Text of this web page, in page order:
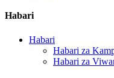
Habari
Habari
Habari za
Habari za